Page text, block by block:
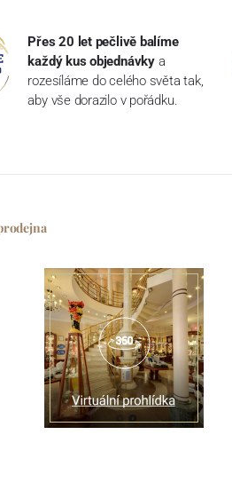
Přes 20 let pečlivě balíme
každý kus objednávky a
rozesíláme do celého světa tak,
aby vše dorazilo v pořádku.